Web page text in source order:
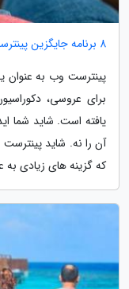
8 برنامه جایگزین پینترست که باید بشناسید
پینترست وب به عنوان
برای عروسی،
یافته است. شاید شما
آن را نه. شاید پینترست
که گزینه های زیادی به